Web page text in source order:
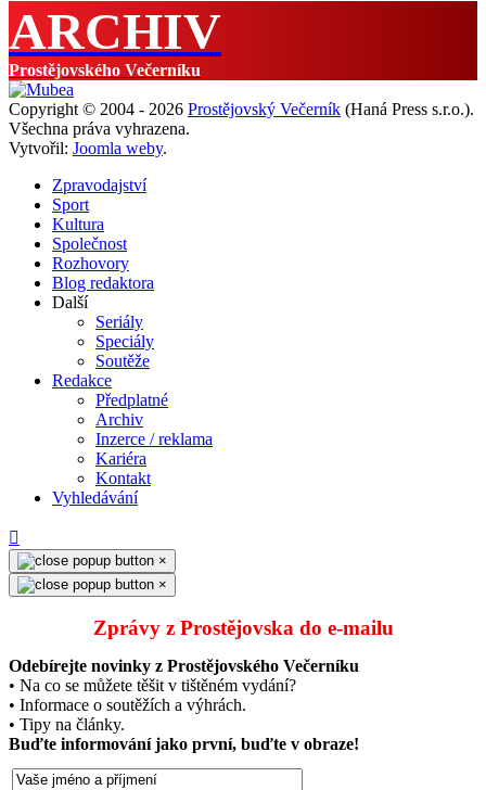
ARCHIV
Prostějovského Večerníku
Copyright © 2004 - 2026 Prostějovský Večerník (Haná Press s.r.o.).
Všechna práva vyhrazena.
Vytvořil: Joomla weby.
Zpravodajství
Sport
Kultura
Společnost
Rozhovory
Blog redaktora
Další
Seriály
Speciály
Soutěže
Redakce
Předplatné
Archiv
Inzerce / reklama
Kariéra
Kontakt
Vyhledávání
×
×
Zprávy z Prostějovska do e‑mailu
Odebírejte novinky z Prostějovského Večerníku
• Na co se můžete těšit v tištěném vydání?
• Informace o soutěžích a výhrách.
• Tipy na články.
Buďte informování jako první, buďte v obraze!